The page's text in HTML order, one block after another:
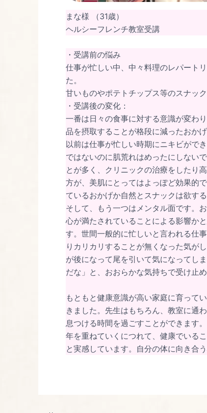
まな様 （31歳）
ヘルシーフレンチ教室受講
・受講前の悩み
仕事が忙しい中、中々料理のレパート
た。
甘いものやポテトチップス等のスナッ
・受講後の変化：
一番は日々の食事に対する意識が変わ
品を摂取することが格段に減ったおか
以前は仕事が忙しい時期にニキビがで
ではないのに肌荒れはめったにしない
とが多く、クリニックの治療をしたり
方が、美肌にとってはよっぽど効果的
ているおかげか自然とスナックは欲す
そして、もう一つはメンタル面です。
心が満たされていることによる影響か
す。世間一般的に忙しいと言われる仕
りカリカリすることが無くなった気が
が後になって尾を引いて気になってし
だな」と、おおらかな気持ちで受け止
もともと健康意識が高い家庭に育って
きました。先生はもちろん、教室に通
息つける時間を過ごすことができます。
年を重ねていくにつれて、健康でいる
と実感しています。自分の体に向き合